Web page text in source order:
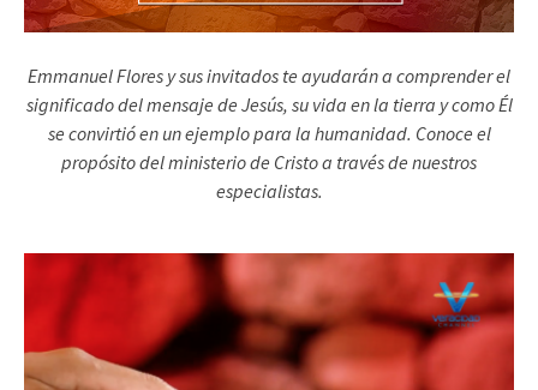
Emmanuel Flores y sus invitados te ayudarán a comprender el
significado del mensaje de Jesús, su vida en la tierra y como Él
se convirtió en un ejemplo para la humanidad. Conoce el
propósito del ministerio de Cristo a través de nuestros
especialistas.